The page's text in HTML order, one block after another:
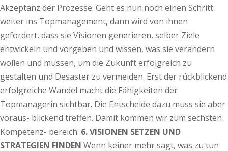
Akzeptanz der Prozesse. Geht es nun noch einen Schritt
weiter ins Topmanagement, dann wird von ihnen
gefordert, dass sie Visionen generieren, selber Ziele
entwickeln und vorgeben und wissen, was sie verändern
wollen und müssen, um die Zukunft erfolgreich zu
gestalten und Desaster zu vermeiden. Erst der rückblickend
erfolgreiche Wandel macht die Fähigkeiten der
Topmanagerin sichtbar. Die Entscheide dazu muss sie aber
voraus- blickend treffen. Damit kommen wir zum sechsten
Kompetenz- bereich: 6. VISIONEN SETZEN UND
STRATEGIEN FINDEN Wenn keiner mehr sagt, was zu tun